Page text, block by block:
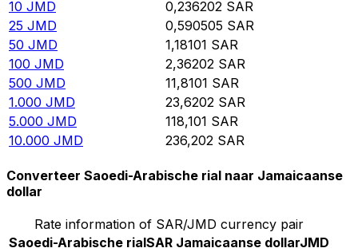
10 JMD 0,236202 SAR
25 JMD 0,590505 SAR
50 JMD 1,18101 SAR
100 JMD 2,36202 SAR
500 JMD 11,8101 SAR
1.000 JMD 23,6202 SAR
5.000 JMD 118,101 SAR
10.000 JMD 236,202 SAR
Converteer Saoedi-Arabische rial naar Jamaicaanse
dollar
Rate information of SAR/JMD currency pair
Saoedi-Arabische rialSAR Jamaicaanse dollarJMD